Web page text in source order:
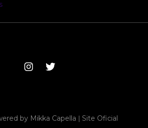
by Mikka Capella ǀ Site Oficial